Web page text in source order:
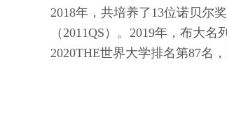
2018年，共培养了13位诺贝尔
（2011QS）。2019年，布大
2020THE世界大学排名第87名